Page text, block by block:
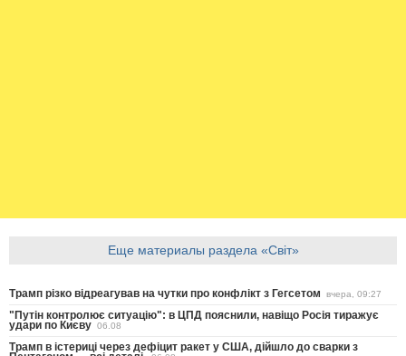
Еще материалы раздела «Світ»
Трамп різко відреагував на чутки про конфлікт з Гегсетом вчера, 09:27
"Путін контролює ситуацію": в ЦПД пояснили, навіщо Росія тиражує
удари по Києву 06.08
Трамп в істериці через дефіцит ракет у США, дійшло до сварки з